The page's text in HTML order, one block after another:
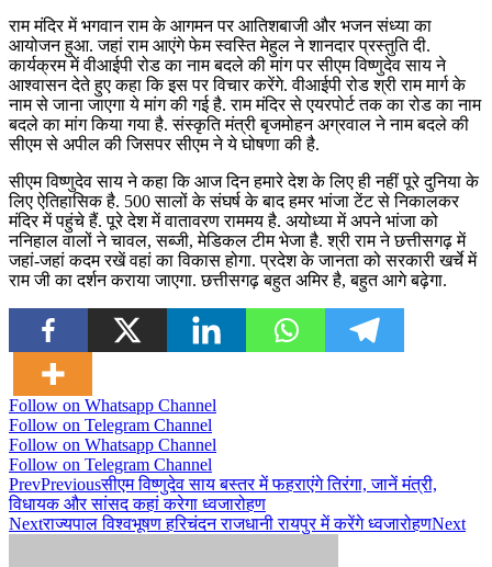
राम मंदिर में भगवान राम के आगमन पर आतिशबाजी और भजन संध्या का
आयोजन हुआ. जहां राम आएंगे फेम स्वस्ति मेहुल ने शानदार प्रस्तुति दी.
कार्यक्रम में वीआईपी रोड का नाम बदले की मांग पर सीएम विष्णुदेव साय ने
आश्वासन देते हुए कहा कि इस पर विचार करेंगे. वीआईपी रोड श्री राम मार्ग के
नाम से जाना जाएगा ये मांग की गई है. राम मंदिर से एयरपोर्ट तक का रोड का नाम
बदले का मांग किया गया है. संस्कृति मंत्री बृजमोहन अग्रवाल ने नाम बदले की
सीएम से अपील की जिसपर सीएम ने ये घोषणा की है.
सीएम विष्णुदेव साय ने कहा कि आज दिन हमारे देश के लिए ही नहीं पूरे दुनिया के
लिए ऐतिहासिक है. 500 सालों के संघर्ष के बाद हमर भांजा टेंट से निकालकर
मंदिर में पहुंचे हैं. पूरे देश में वातावरण राममय है. अयोध्या में अपने भांजा को
ननिहाल वालों ने चावल, सब्जी, मेडिकल टीम भेजा है. श्री राम ने छत्तीसगढ़ में
जहां-जहां कदम रखें वहां का विकास होगा. प्रदेश के जानता को सरकारी खर्चे में
राम जी का दर्शन कराया जाएगा. छत्तीसगढ़ बहुत अमिर है, बहुत आगे बढ़ेगा.
Follow on Whatsapp Channel
Follow on Telegram Channel
Follow on Whatsapp Channel
Follow on Telegram Channel
PrevPreviousसीएम विष्णुदेव साय बस्तर में फहराएंगे तिरंगा, जानें मंत्री,
विधायक और सांसद कहां करेगा ध्वजारोहण
Nextराज्यपाल विश्वभूषण हरिचंदन राजधानी रायपुर में करेंगे ध्वजारोहणNext